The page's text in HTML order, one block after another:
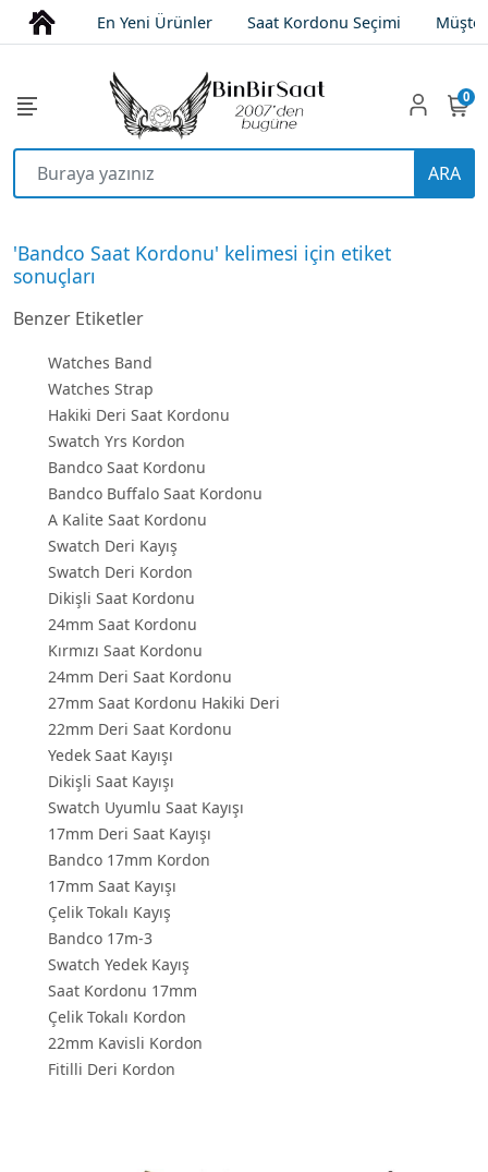
En Yeni Ürünler Saat Kordonu Seçimi
ARA
0
'Bandco Saat Kordonu' kelimesi için etiket
sonuçları
Benzer Etiketler
Watches Band
Watches Strap
Hakiki Deri Saat Kordonu
Swatch Yrs Kordon
Bandco Saat Kordonu
Bandco Buffalo Saat Kordonu
A Kalite Saat Kordonu
Swatch Deri Kayış
Swatch Deri Kordon
Dikişli Saat Kordonu
24mm Saat Kordonu
Kırmızı Saat Kordonu
24mm Deri Saat Kordonu
27mm Saat Kordonu Hakiki Deri
22mm Deri Saat Kordonu
Yedek Saat Kayışı
Dikişli Saat Kayışı
Swatch Uyumlu Saat Kayışı
17mm Deri Saat Kayışı
Bandco 17mm Kordon
17mm Saat Kayışı
Çelik Tokalı Kayış
Bandco 17m-3
Swatch Yedek Kayış
Saat Kordonu 17mm
Çelik Tokalı Kordon
22mm Kavisli Kordon
Fitilli Deri Kordon